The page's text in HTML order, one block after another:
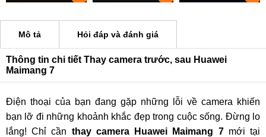
Mô tả Hỏi đáp và đánh giá
Thông tin chi tiết Thay camera trước, sau Huawei
Maimang 7
Điện thoại của bạn đang gặp những lỗi về camera khiến
bạn lỡ đi những khoảnh khắc đẹp trong cuộc sống. Đừng lo
lắng! Chỉ cần thay camera Huawei Maimang 7mới tại